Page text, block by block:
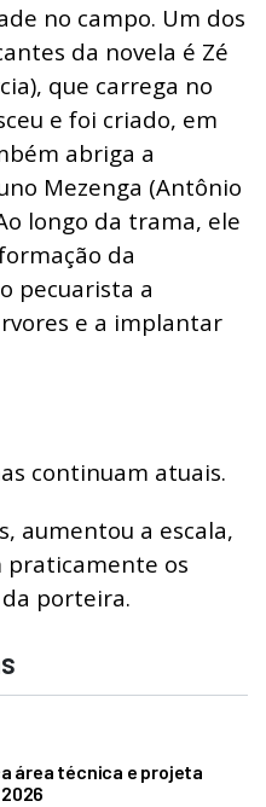
no campo. Um dos
da novela é Zé
que carrega no
e foi criado, em
abriga a
Mezenga (Antônio
longo da trama, ele
da
pecuarista a
e a implantar
continuam atuais.
aumentou a escala,
praticamente os
porteira.
área técnica e projeta